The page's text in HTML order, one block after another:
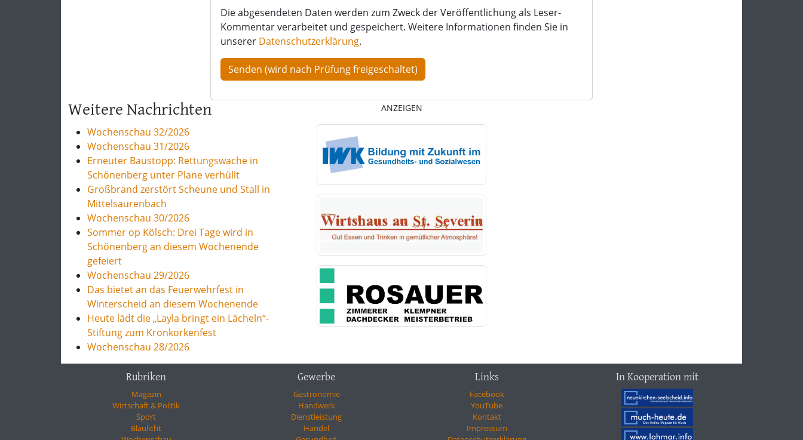
Die abgesendeten Daten werden zum Zweck der Veröffentlichung als Leser-
Kommentar verarbeitet und gespeichert. Weitere Informationen finden Sie in
unserer Datenschutzerklärung.
Weitere Nachrichten
Wochenschau 32/2026
Wochenschau 31/2026
Erneuter Baustopp: Rettungswache in
Schönenberg unter Plane verhüllt
Großbrand zerstört Scheune und Stall in
Mittelsaurenbach
Wochenschau 30/2026
Sommer op Kölsch: Drei Tage wird in
Schönenberg an diesem Wochenende
gefeiert
Wochenschau 29/2026
Das bietet an das Feuerwehrfest in
Winterscheid an diesem Wochenende
Heute lädt die „Layla bringt ein Lächeln“-
Stiftung zum Kronkorkenfest
Wochenschau 28/2026
ANZEIGEN
Rubriken
Magazin
Wirtschaft & Politik
Sport
Blaulicht
Gewerbe
Gastronomie
Handwerk
Dienstleistung
Handel
Links
Facebook
YouTube
Kontakt
Impressum
In Kooperation mit